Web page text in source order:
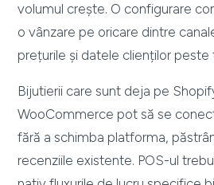
volumul crește. O configurare
o vânzare pe oricare dintre
prețurile și datele clienților peste
Bijutierii care sunt deja pe
WooCommerce pot să se
fără a schimba platforma,
recenziile existente. POS-ul